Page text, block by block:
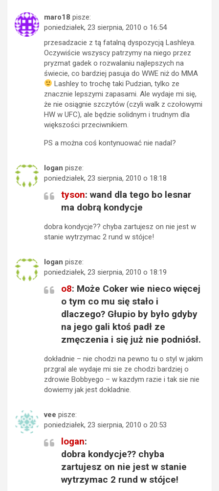
maro18 pisze:
poniedziałek, 23 sierpnia, 2010 o 16:54
przesadzacie z tą fatalną dyspozycją Lashleya.
Oczywiście wszyscy patrzymy na niego przez
pryzmat gadek o rozwalaniu najlepszych na
świecie, co bardziej pasuja do WWE niż do MMA
Lashley to trochę taki Pudzian, tylko ze
znacznie lepszymi zapasami. Ale wydaje mi się,
że nie osiągnie szczytów (czyli walk z czołowymi
HW w UFC), ale będzie solidnym i trudnym dla
większości przeciwnikiem.
PS a można coś kontynuować nie nadal?
logan pisze:
poniedziałek, 23 sierpnia, 2010 o 18:18
tyson: wand dla tego bo lesnar
ma dobrą kondycje
dobra kondycje?? chyba zartujesz on nie jest w
stanie wytrzymac 2 rund w stójce!
logan pisze:
poniedziałek, 23 sierpnia, 2010 o 18:19
o8: Może Coker wie nieco więcej
o tym co mu się stało i
dlaczego? Głupio by było gdyby
na jego gali ktoś padł ze
zmęczenia i się już nie podniósł.
dokładnie – nie chodzi na pewno tu o styl w jakim
przgral ale wydaje mi sie ze chodzi bardziej o
zdrowie Bobbyego – w kazdym razie i tak sie nie
dowiemy jak jest dokladnie.
vee pisze:
poniedziałek, 23 sierpnia, 2010 o 20:53
logan:
dobra kondycje?? chyba
zartujesz on nie jest w stanie
wytrzymac 2 rund w stójce!